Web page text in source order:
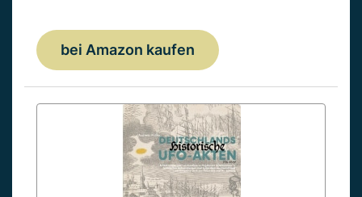
bei Amazon kaufen